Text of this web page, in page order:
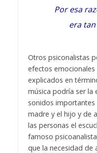
Por esa
era
Otros psiconalistas
efectos
explicados en
música podría ser la
sonidos importantes
madre y el hijo y de
las personas el
famoso
que la necesidad de